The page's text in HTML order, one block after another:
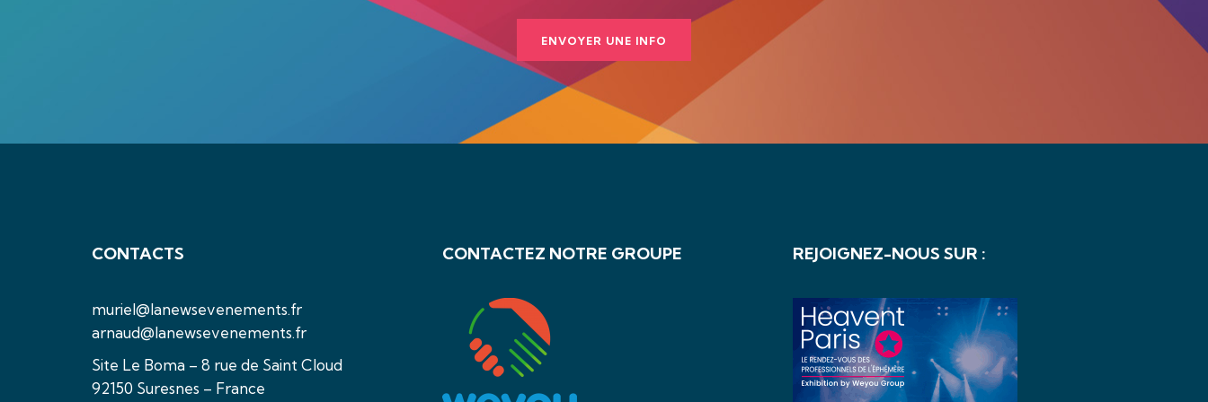
ENVOYER UNE INFO
CONTACTS
muriel@lanewsevenements.fr
arnaud@lanewsevenements.fr
Site Le Boma – 8 rue de Saint Cloud
92150 Suresnes – France
CONTACTEZ NOTRE GROUPE REJOIGNEZ-NOUS SUR :